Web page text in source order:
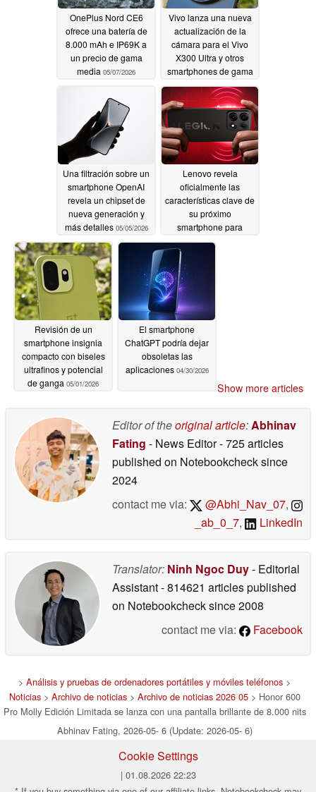
OnePlus Nord CE6
ofrece una batería de
8.000 mAh e IP69K a
un precio de gama
media 05/07/2026
Vivo lanza una nueva
actualización de la
cámara para el Vivo
X300 Ultra y otros
smartphones de gama
alta05/06/2026
Una filtración sobre un
smartphone OpenAI
revela un chipset de
nueva generación y
más detalles 05/05/2026
Lenovo revela
oficialmente las
características clave de
su próximo
smartphone para
juegos05/05/2026
Revisión de un
smartphone insignia
compacto con biseles
ultrafinos y potencial
de ganga 05/01/2026
El smartphone
ChatGPT podría dejar
obsoletas las
aplicaciones 04/30/2026
Show more articles
Editor of theoriginal article:Abhinav
Fating - News Editor- 725 articles
published on Notebookchecksince
2024
contact me via:
@Abhi_Nav_07,
_ab_0_7, LinkedIn
Translator: Ninh Ngoc Duy- Editorial
Assistant- 814621 articles published
on Notebookchecksince 2008
contact me via:
Facebook
> Análisis y pruebas de ordenadores portátiles y móviles teléfonos >
Noticias> Archivo de noticias> Archivo de noticias 2026 05> Honor 600
Pro Molly Edición Limitada se lanza con una pantalla brillante de 8.000 nits
Abhinav Fating, 2026-05- 6 (Update: 2026-05- 6)
Cookie Settings
| 01.08.2026 22:23